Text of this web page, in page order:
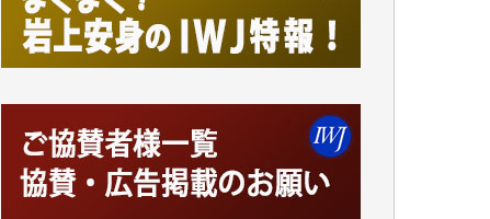
今日、僅かですがカンパしました。IWJの危
機を乗り切るには到底及ばない額ですが病気
パです。
かねてよりIWJが発してきた膨大な取材記事
や解説記事、そして各界の方々とのインタビ
ューは大袈裟ではなく、極めて重要な知的財
産だと思っています。